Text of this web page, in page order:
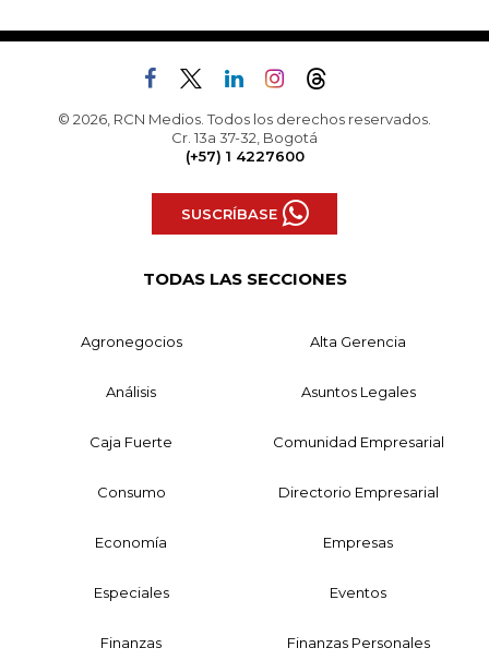
© 2026, RCN Medios. Todos los derechos reservados.
Cr. 13a 37-32, Bogotá
(+57) 1 4227600
SUSCRÍBASE
TODAS LAS SECCIONES
Agronegocios Alta Gerencia
Análisis Asuntos Legales
Caja Fuerte Comunidad Empresarial
Consumo Directorio Empresarial
Economía Empresas
Especiales Eventos
Finanzas Finanzas Personales